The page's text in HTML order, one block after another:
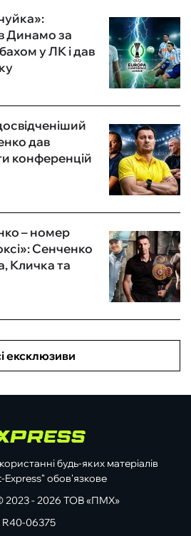
Динамо за
у ЛК і дав
дав
конференцій
– номер
Сенченко
Кличка та
ексклюзиви
будь-яких матеріалів
обов'язкове
2023 - 2026 ТОВ «ПМХ»
R40-06375